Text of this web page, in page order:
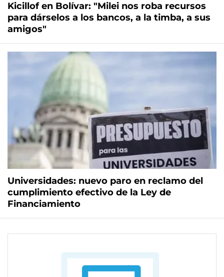
Kicillof en Bolívar: "Milei nos roba recursos
para dárselos a los bancos, a la timba, a sus
amigos"
Universidades: nuevo paro en reclamo del
cumplimiento efectivo de la Ley de
Financiamiento